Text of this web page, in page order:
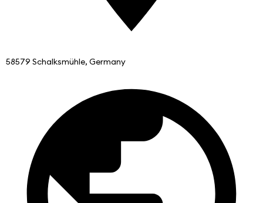
58579 Schalksmühle, Germany